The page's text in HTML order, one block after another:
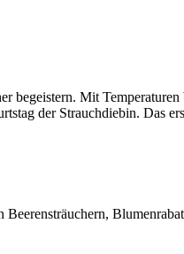
begeistern. Mit
der Strauchdiebin. Das